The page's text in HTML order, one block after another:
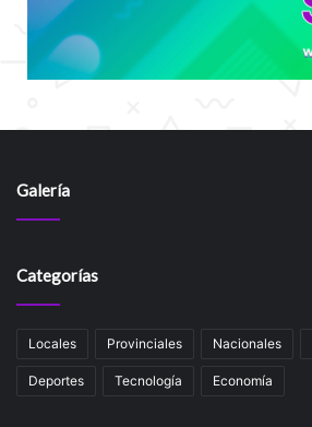
Galería
Categorías
Locales Provinciales Nacionales
Deportes Tecnología Economía